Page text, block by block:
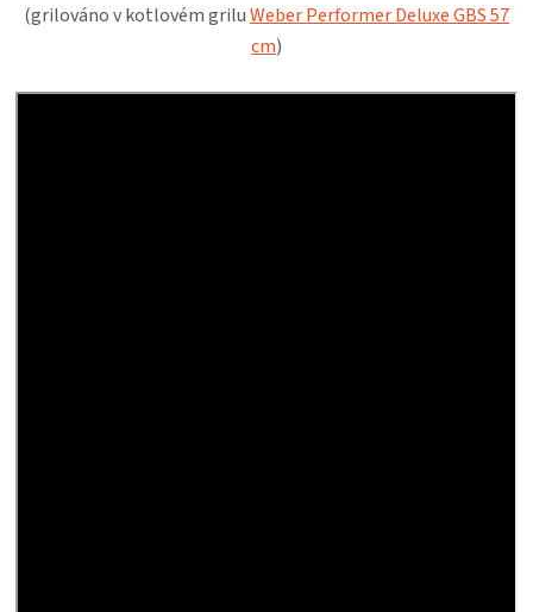
(grilováno v kotlovém griluWeber Performer Deluxe GBS 57
cm)